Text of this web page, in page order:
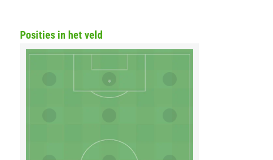
Posities in het veld